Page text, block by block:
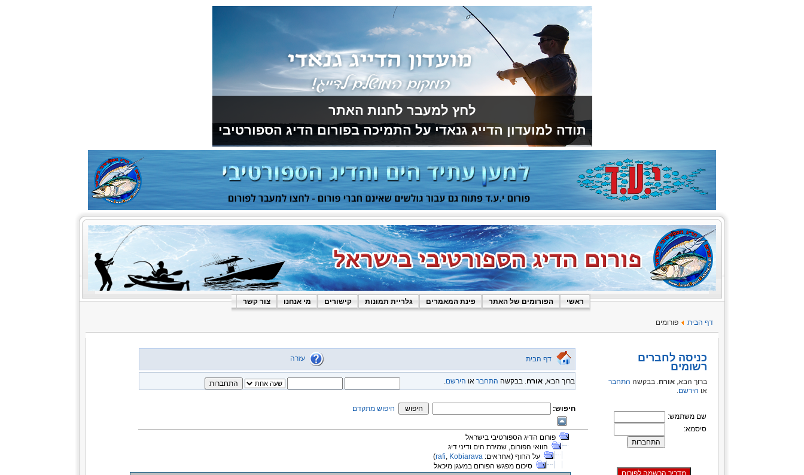
לחץ למעבר לחנות האתר
תודה למועדון הדייג גנאדי על התמיכה בפורום הדיג הספורטיבי
ראשי הפורומים של האתר פינת המאמרים גלריית תמונות קישורים מי אנחנו צור קשר
דף הבית פורומים
כניסה לחברים
רשומים
ברוך הבא, אורח. בבקשה התחבר
או הירשם.
שם משתמש:
סיסמא:
דף הבית עזרה
ברוך הבא, אורח. בבקשה התחבר או הירשם.
חיפוש: חיפוש מתקדם
פורום הדיג הספורטיבי בישראל
הוואי הפורום, שמירת הים ודיני דיג
על החוף (אחראים: rafi, Kobiarava
)
סיכום מפגש הפורום במעגן מיכאל